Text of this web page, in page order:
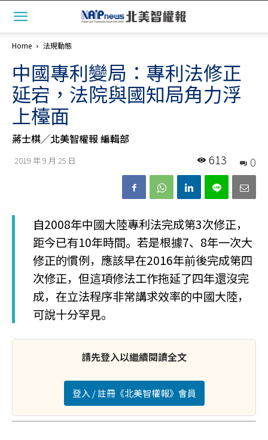
Home 法規動態
中國專利變局：專利法修正
延宕，法院與國知局角力浮
上檯面
蔣士棋╱北美智權報 編輯部
2019 年 9 月 25 日 0
613
自2008年中國大陸專利法完成第3次修正，
距今已有10年時間。若是根據7、8年一次大
修正的慣例，應該早在2016年前後完成第四
次修正，但這項修法工作拖延了四年還沒完
成，在立法程序非常講求效率的中國大陸，
可說十分罕見。
請先登入以繼續閱讀全文
登入 / 註冊《北美智權報》會員